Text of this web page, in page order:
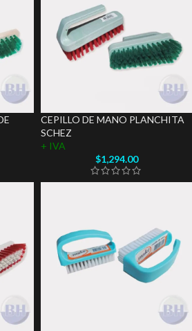
CEPILLO DE MANO PLANCHITA
SCHEZ
+ IVA
$1,294.00